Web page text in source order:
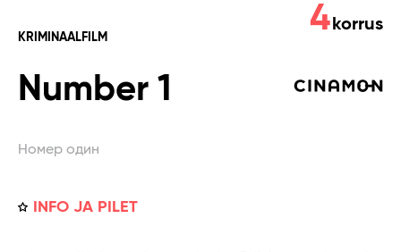
KRIMINAALFILM
Number 1
Номер один
INFO JA PILET
4 korrus